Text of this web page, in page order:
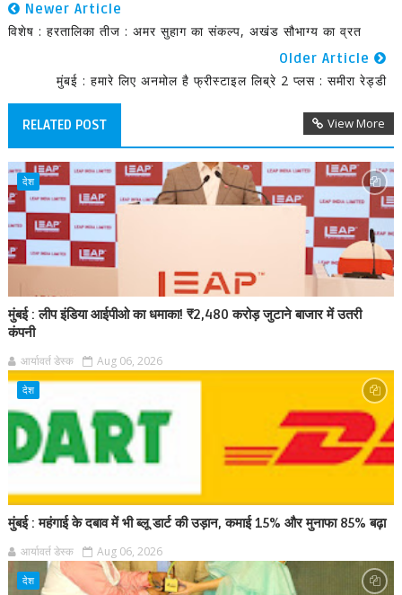
Newer Article
विशेष : हरतालिका तीज : अमर सुहाग का संकल्प, अखंड सौभाग्य का व्रत
Older Article
मुंबई : हमारे लिए अनमोल है फ्रीस्‍टाइल लिब्रे 2 प्‍लस : समीरा रेड्डी
RELATED POST View More
देश
मुंबई : लीप इंडिया आईपीओ का धमाका! ₹2,480 करोड़ जुटाने बाजार में उतरी
कंपनी
आर्यावर्त डेस्क Aug 06, 2026
देश
मुंबई : महंगाई के दबाव में भी ब्लू डार्ट की उड़ान, कमाई 15% और मुनाफा 85% बढ़ा
आर्यावर्त डेस्क Aug 06, 2026
देश